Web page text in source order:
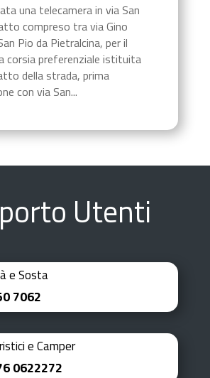
una telecamera in via San
compreso tra via Gino
Pio da Pietralcina, per il
corsia preferenziale istituita
della strada, prima
con via San...
Utenti
e Sosta
7062
e Camper
0622272